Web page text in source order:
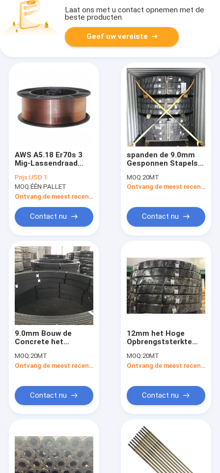
Producten
Ongeveer ons
Laat ons met u contact opnemen met de
beste producten.
Geef uw vereiste
AWS A5.18 Er70s 3
Mig-Lassendraad
Prijs:USD 1
MOQ:ÉÉN PALLET
Contact nu
spanden de 9.0mm
Gesponnen Stapels
Staalstaaf voor Met
grote trekspanning
MOQ:20MT
Ontvang de meest recente Prijs
Contact nu
9.0mm Bouw de
Concrete het
Legering van
Staalbars
MOQ:20MT
Contact nu
12mm het Hoge
Opbrengststerkte
Versterken
MOQ:20MT
Contact nu